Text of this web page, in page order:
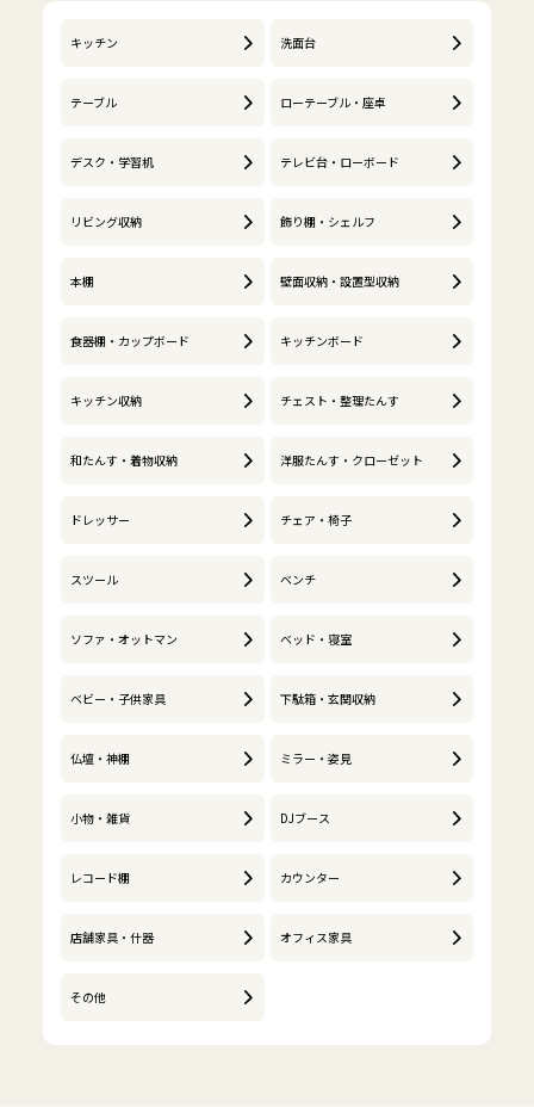
キッチン 洗面台
テーブル ローテーブル・座卓
デスク・学習机 テレビ台・ローボード
リビング収納 飾り棚・シェルフ
本棚 壁面収納・設置型収納
食器棚・カップボード キッチンボード
キッチン収納 チェスト・整理たんす
和たんす・着物収納 洋服たんす・クローゼット
ドレッサー チェア・椅子
スツール ベンチ
ソファ・オットマン ベッド・寝室
ベビー・子供家具 下駄箱・玄関収納
仏壇・神棚 ミラー・姿見
小物・雑貨 DJブース
レコード棚 カウンター
店舗家具・什器 オフィス家具
その他